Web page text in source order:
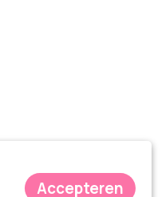
Accepteren